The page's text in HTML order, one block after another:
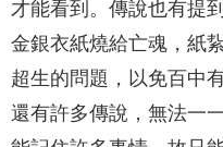
才能看到。傳說也有提
金銀衣紙燒給亡魂，紙
超生的問題，以免百中
還有許多傳說，無法一